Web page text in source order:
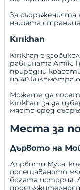
За
нашата страница
Kırıkhan
Kırıkhan е
равнината Amik.
природни
на 40 километра
Можете да
Kırıkhan, за да
място сред
Места за
Дървото на
Дървото Муса,
посещаваното
богата история.